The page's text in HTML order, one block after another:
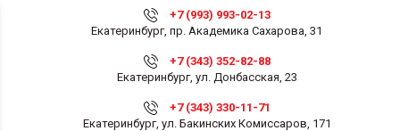
+7 (993) 993-02-13
Екатеринбург, пр. Академика Сахарова, 31
+7 (343) 352-82-88
Екатеринбург, ул. Донбасская, 23
+7 (343) 330-11-71
Екатеринбург, ул. Бакинских Комиссаров, 171